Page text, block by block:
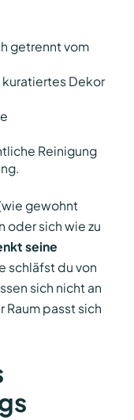
getrennt vom
Dekor
Reinigung
gewohnt
oder sich wie zu
seine
schläfst du von
sich nicht an
Raum passt sich